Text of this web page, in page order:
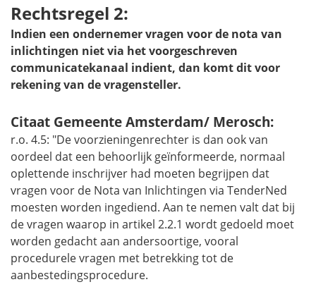
Rechtsregel 2:
Indien een ondernemer vragen voor de nota van
inlichtingen niet via het voorgeschreven
communicatekanaal indient, dan komt dit voor
rekening van de vragensteller.
Citaat Gemeente Amsterdam/ Merosch:
r.o. 4.5: "De voorzieningenrechter is dan ook van
oordeel dat een behoorlijk geïnformeerde, normaal
oplettende inschrijver had moeten begrijpen dat
vragen voor de Nota van Inlichtingen via TenderNed
moesten worden ingediend. Aan te nemen valt dat bij
de vragen waarop in artikel 2.2.1 wordt gedoeld moet
worden gedacht aan andersoortige, vooral
procedurele vragen met betrekking tot de
aanbestedingsprocedure.